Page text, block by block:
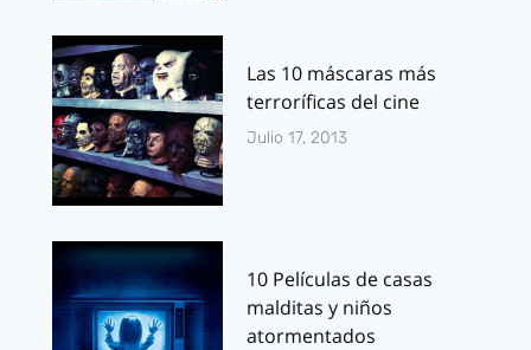
Las 10 máscaras más
terroríficas del cine
Julio 17, 2013
10 Películas de casas
malditas y niños
atormentados